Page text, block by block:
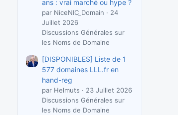
ans : vrai marché ou hype ?
par NiceNIC_Domain
24
Juillet 2026
Discussions Générales sur
les Noms de Domaine
[DISPONIBLES] Liste de 1
577 domaines LLL.fr en
hand-reg
par Helmuts
23 Juillet 2026
Discussions Générales sur
les Noms de Domaine